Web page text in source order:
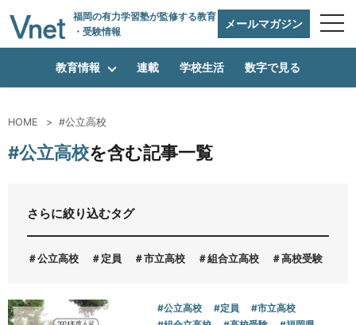
福岡の有力学習塾が監修する教育
・受験情報
メールマガジン
編集方針
vnetアライアンス企業
教育情報 連載 学校生活 数字で見る
HOME #公立高校
#公立高校を含む記事一覧
さらに絞り込むタグ
公立高校 定員 市立高校 組合立高校 高校受験
#公立高校 #定員
#市立高校